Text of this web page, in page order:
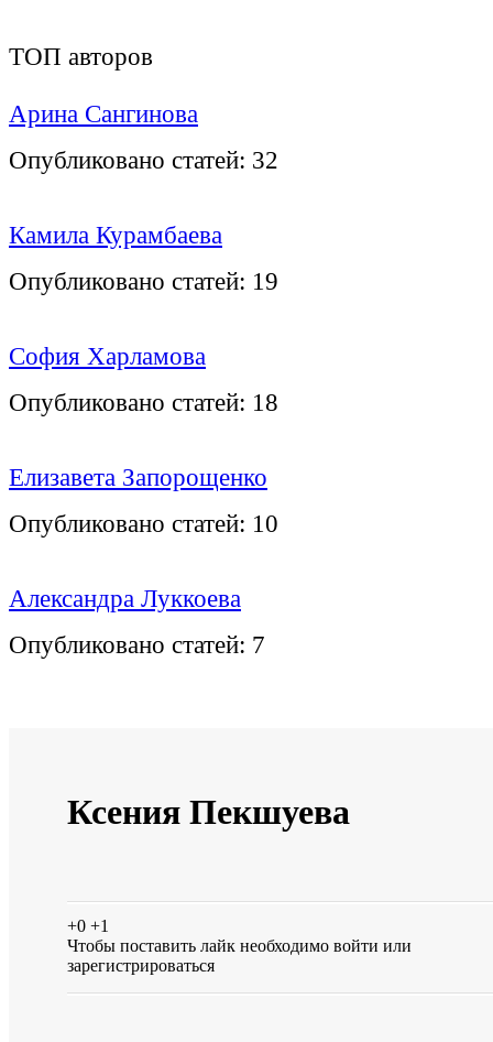
ТОП авторов
Арина Сангинова
Опубликовано статей: 32
Камила Курамбаева
Опубликовано статей: 19
София Харламова
Опубликовано статей: 18
Елизавета Запорощенко
Опубликовано статей: 10
Александра Луккоева
Опубликовано статей: 7
Ксения Пекшуева
+0 +1
Чтобы поставить лайк необходимо войти или
зарегистрироваться